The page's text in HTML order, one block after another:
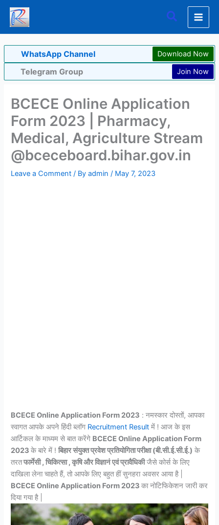
Skip
content
Search
WhatsApp Channel Download Now
Telegram Group Join Now
BCECE Online Application
Form 2023 | Pharmacy,
Medical, Agriculture Stream
@bceceboard.bihar.gov.in
Leave a Comment / Byadmin/ May 7, 2023
BCECE Online Application Form 2023 : नमस्कार दोस्तों, आपका
स्वागत आपके अपने हिंदी ब्लॉग Recruitment Result में ! आज के इस
आर्टिकल के माध्यम से बात करेंगे BCECE Online Application Form
2023 के बारे में !बिहार संयुक्त प्रवेश प्रतियोगिता परीक्षा (बी.सी.ई.सी.ई.) के
तरतफार्मेसी , चिकित्सा , कृषि और विज्ञानं एवं प्रावैधिकीजैसे कोर्स के लिए
दाखिला लेना चाहते हैं, तो आपके लिए बहुत हीं सुनहरा अवसर आया है |
BCECE Online Application Form 2023का नोटिफिकेशन जारी कर
दिया गया है |